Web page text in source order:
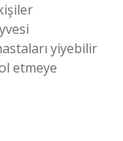
yiyebilir
etmeye